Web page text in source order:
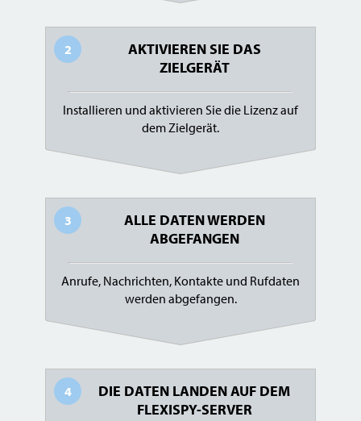
2
AKTIVIEREN SIE DAS
ZIELGERÄT
Installieren und aktivieren Sie die Lizenz auf
dem Zielgerät.
3
ALLE DATEN WERDEN
ABGEFANGEN
Anrufe, Nachrichten, Kontakte und Rufdaten
werden abgefangen.
4
DIE DATEN LANDEN AUF DEM
FLEXISPY-SERVER